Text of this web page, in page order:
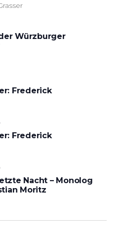
Würzburger
Frederick
Frederick
Nacht – Monolog
Moritz